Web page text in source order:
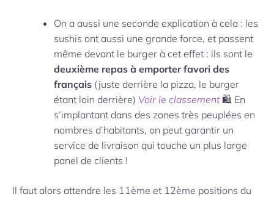
On a aussi une seconde explication à cela : les
sushis ont aussi une grande force, et passent
même devant le burger à cet effet : ils sont le
deuxième repas à emporter favori des
français (juste derrière la pizza, le burger
étant loin derrière) Voir le classement 🛍️ En
s’implantant dans des zones très peuplées en
nombres d’habitants, on peut garantir un
service de livraison qui touche un plus large
panel de clients !
Il faut alors attendre les 11ème et 12ème positions du